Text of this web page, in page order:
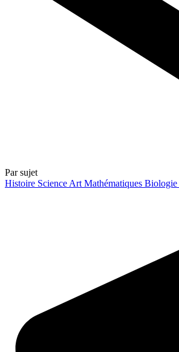
Par sujet
Histoire Science Art Mathématiques Biologie